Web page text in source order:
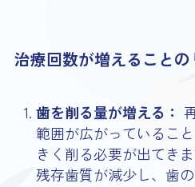
治療回数が増えることの
歯を削る量が増える：
範囲が広がっているこ
きく削る必要が出てき
残存歯質が減少し、歯